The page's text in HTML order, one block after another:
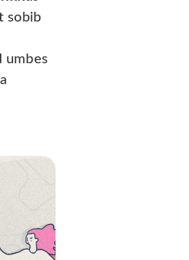
sobib
umbes